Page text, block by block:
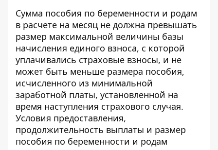
Сумма пособия по беременности и родам
в расчете на месяц не должна превышать
размер максимальной величины базы
начисления единого взноса, с которой
уплачивались страховые взносы, и не
может быть меньше размера пособия,
исчисленного из минимальной
заработной платы, установленной на
время наступления страхового случая.
Условия предоставления,
продолжительность выплаты и размер
пособия по беременности и родам